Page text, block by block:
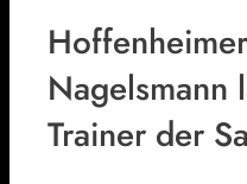
Nagelsmann
Trainer der